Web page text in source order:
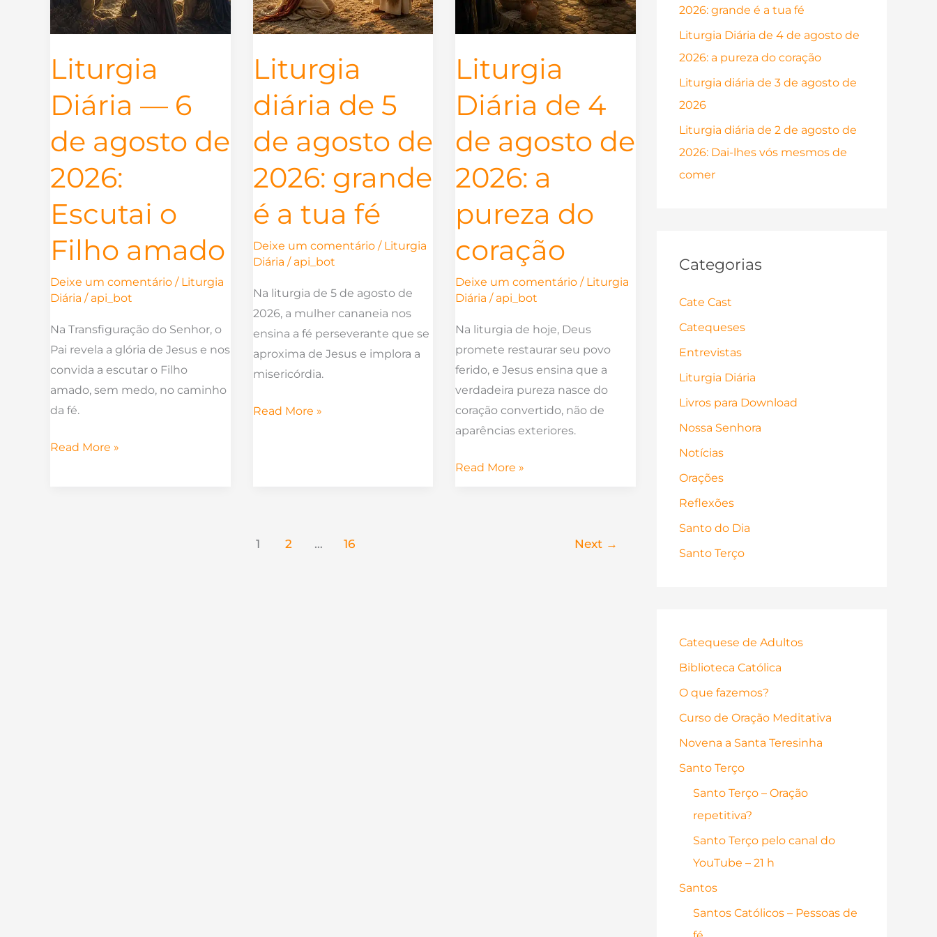
Liturgia
Diária — 6
de agosto de
2026:
Escutai o
Filho amado
Deixe um comentário / Liturgia
Diária / api_bot
Na Transfiguração do Senhor, o
Pai revela a glória de Jesus e nos
convida a escutar o Filho
amado, sem medo, no caminho
da fé.
2026:
Escutai
Filho
Read More »
Liturgia
diária de 5
de agosto de
2026: grande
é a tua fé
Deixe um comentário / Liturgia
Diária / api_bot
Na liturgia de 5 de agosto de
2026, a mulher cananeia nos
ensina a fé perseverante que se
aproxima de Jesus e implora a
misericórdia.
2026:
grande
fé
Read More »
Liturgia
Diária de 4
de agosto de
2026: a
pureza do
coração
Deixe um comentário / Liturgia
Diária / api_bot
Na liturgia de hoje, Deus
promete restaurar seu povo
ferido, e Jesus ensina que a
verdadeira pureza nasce do
coração convertido, não de
aparências exteriores.
2026:
Read More »
1 2 … 16 Next →
p
o
r
:
2026: grande é a tua fé
Liturgia Diária de 4 de agosto de
2026: a pureza do coração
Liturgia diária de 3 de agosto de
2026
Liturgia diária de 2 de agosto de
2026: Dai-lhes vós mesmos de
comer
Categorias
Cate Cast
Catequeses
Entrevistas
Liturgia Diária
Livros para Download
Nossa Senhora
Notícias
Orações
Reflexões
Santo do Dia
Santo Terço
Catequese de Adultos
Biblioteca Católica
O que fazemos?
Curso de Oração Meditativa
Novena a Santa Teresinha
Santo Terço
Santo Terço – Oração
repetitiva?
Santo Terço pelo canal do
YouTube – 21 h
Santos
Santos Católicos – Pessoas de